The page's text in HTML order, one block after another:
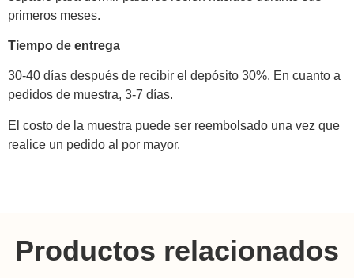
primeros meses.
Tiempo de entrega
30-40 días después de recibir el depósito 30%. En cuanto a
pedidos de muestra, 3-7 días.
El costo de la muestra puede ser reembolsado una vez que
realice un pedido al por mayor.
Productos relacionados